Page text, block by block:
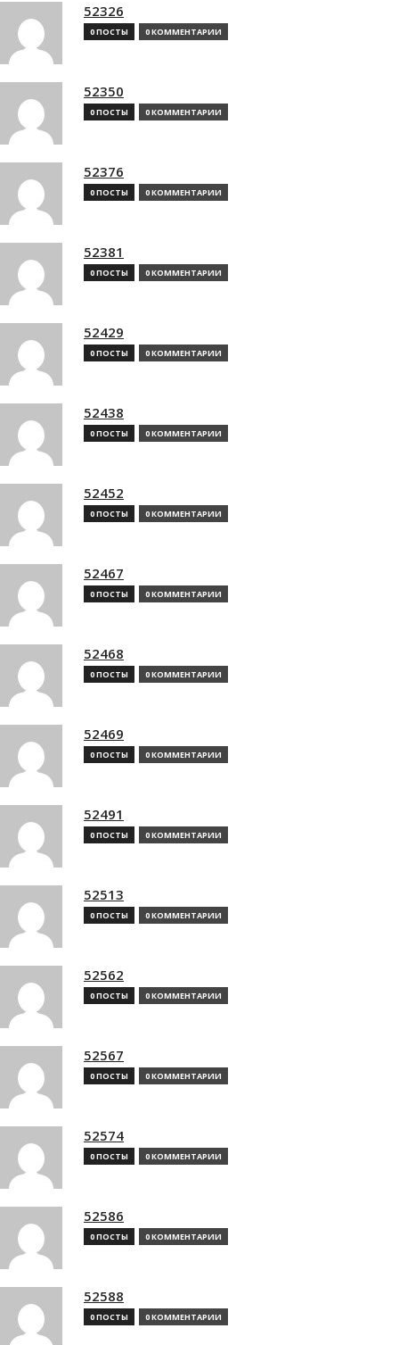
52326
0 ПОСТЫ 0 КОММЕНТАРИИ
52350
0 ПОСТЫ 0 КОММЕНТАРИИ
52376
0 ПОСТЫ 0 КОММЕНТАРИИ
52381
0 ПОСТЫ 0 КОММЕНТАРИИ
52429
0 ПОСТЫ 0 КОММЕНТАРИИ
52438
0 ПОСТЫ 0 КОММЕНТАРИИ
52452
0 ПОСТЫ 0 КОММЕНТАРИИ
52467
0 ПОСТЫ 0 КОММЕНТАРИИ
52468
0 ПОСТЫ 0 КОММЕНТАРИИ
52469
0 ПОСТЫ 0 КОММЕНТАРИИ
52491
0 ПОСТЫ 0 КОММЕНТАРИИ
52513
0 ПОСТЫ 0 КОММЕНТАРИИ
52562
0 ПОСТЫ 0 КОММЕНТАРИИ
52567
0 ПОСТЫ 0 КОММЕНТАРИИ
52574
0 ПОСТЫ 0 КОММЕНТАРИИ
52586
0 ПОСТЫ 0 КОММЕНТАРИИ
52588
0 ПОСТЫ 0 КОММЕНТАРИИ